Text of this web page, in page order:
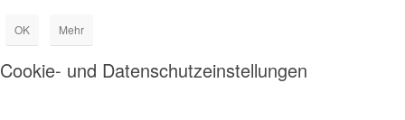
OK Mehr
Cookie- und Datenschutzeinstellungen